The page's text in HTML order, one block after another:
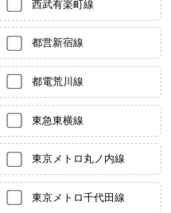
西武有楽町線
都営新宿線
都電荒川線
東急東横線
東京メトロ丸ノ内線
東京メトロ千代田線